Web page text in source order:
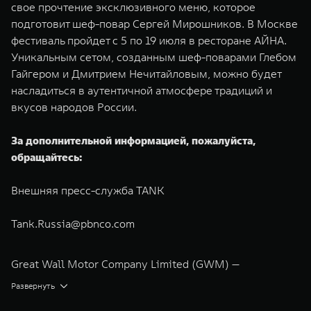
свое прочтение эксклюзивного меню, которое
подготовит шеф-повар Сергей Мирошников. В Москве
фестиваль пройдет с 5 по 19 июля в ресторане АЙНА.
Уникальным сетом, созданным шеф-поварами Глебом
Гайгером и Дмитрием Нечитайловым, можно будет
насладиться в аутентичной атмосфере традиций и
вкусов народов России.
За дополнительной информацией, пожалуйста,
обращайтесь:
Внешняя пресс-служба TANK
Tank.Russia@pbnco.com
Great Wall Motor Company Limited (GWM) —
глобальный производитель внедорожников,
Развернуть